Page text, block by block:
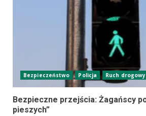
Bezpieczeństwo Policja Ruch drogowy
Bezpieczne przejścia: Żagańscy
pieszych”